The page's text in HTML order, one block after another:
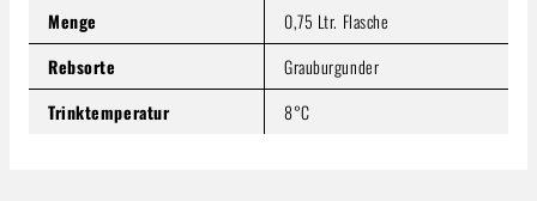
Menge
0,75 Ltr. Flasche
Rebsorte
Grauburgunder
Trinktemperatur
8°C